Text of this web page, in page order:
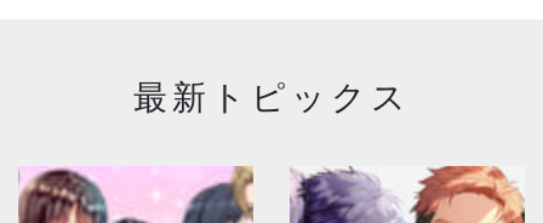
最新トピックス